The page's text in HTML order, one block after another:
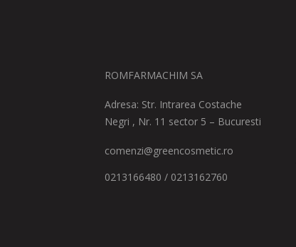
ROMFARMACHIM SA
Adresa: Str. Intrarea Costache
Negri , Nr. 11 sector 5 – Bucuresti
comenzi@greencosmetic.ro
0213166480 / 0213162760